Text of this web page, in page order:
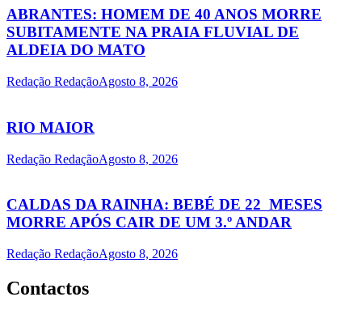
ABRANTES: HOMEM DE 40 ANOS MORRE
SUBITAMENTE NA PRAIA FLUVIAL DE
ALDEIA DO MATO
Redação RedaçãoAgosto 8, 2026
RIO MAIOR
Redação RedaçãoAgosto 8, 2026
CALDAS DA RAINHA: BEBÉ DE 22 MESES
MORRE APÓS CAIR DE UM 3.º ANDAR
Redação RedaçãoAgosto 8, 2026
Contactos